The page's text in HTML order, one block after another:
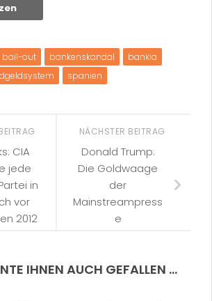
bail-out bankenskandal
bankia
spanien
NÄCHSTER BEITRAG
Donald Trump:
Die Goldwaage
der
Mainstreampress
e
CIA
jede
in
vor
2012
IHNEN AUCH GEFALLEN …